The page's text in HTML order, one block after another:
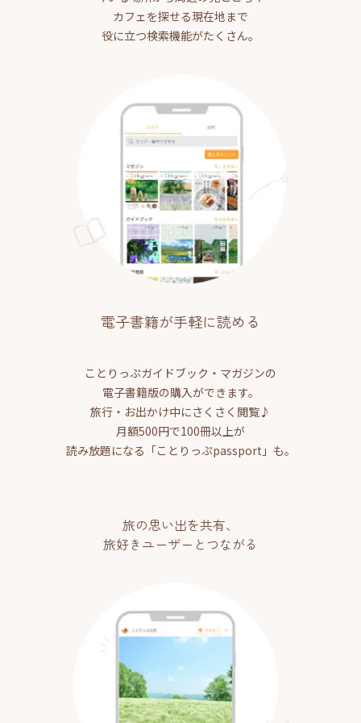
カフェを探せる現在地まで
役に立つ検索機能がたくさん。
電子書籍が手軽に読める
ことりっぷガイドブック・マガジンの
電子書籍版の購入ができます。
旅行・お出かけ中にさくさく閲覧♪
月額500円で100冊以上が
読み放題になる「ことりっぷpassport」も。
旅の思い出を共有、
旅好きユーザーとつながる